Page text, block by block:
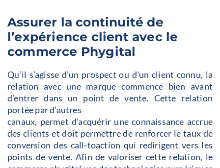
Assurer la continuité de
l’expérience client avec le
commerce Phygital
Qu’il s’agisse d’un prospect ou d’un client connu, la
relation avec une marque commence bien avant
d’entrer dans un point de vente. Cette relation
portée par d’autres
canaux, permet d’acquérir une connaissance accrue
des clients et doit permettre de renforcer le taux de
conversion des call-toaction qui redirigent vers les
points de vente. Afin de valoriser cette relation, le